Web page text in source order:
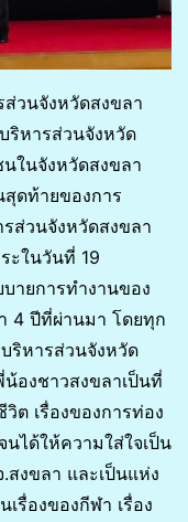
วนจังหวัดสงขลา
ริหารส่วนจังหวัด
ในจังหวัดสงขลา
ดท้ายของการ
ส่วนจังหวัดสงขลา
ะในวันที่ 19
ายการทำงานของ
4 ปีที่ผ่านมา โดยทุก
ริหารส่วนจังหวัด
องชาวสงขลาเป็นที่
ต เรื่องของการท่อง
นได้ให้ความใส่ใจเป็น
สงขลา และเป็นแห่ง
รื่องของกีฬา เรื่อง